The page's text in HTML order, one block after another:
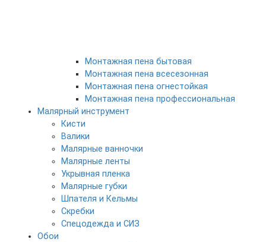
Монтажная пена бытовая
Монтажная пена всесезонная
Монтажная пена огнестойкая
Монтажная пена профессиональная
Малярный инструмент
Кисти
Валики
Малярные ванночки
Малярные ленты
Укрывная пленка
Малярные губки
Шпателя и Кельмы
Скребки
Спецодежда и СИЗ
Обои